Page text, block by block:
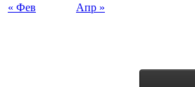
« Фев Апр »